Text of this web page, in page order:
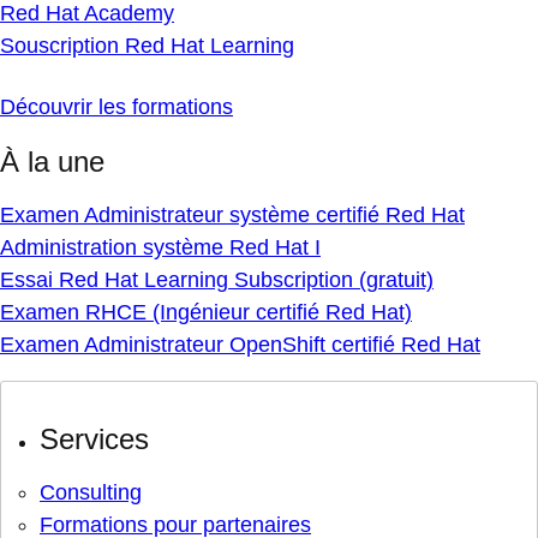
Red Hat Academy
Souscription Red Hat Learning
Découvrir les formations
À la une
Examen Administrateur système certifié Red Hat
Administration système Red Hat I
Essai Red Hat Learning Subscription (gratuit)
Examen RHCE (Ingénieur certifié Red Hat)
Examen Administrateur OpenShift certifié Red Hat
Services
Consulting
Formations pour partenaires